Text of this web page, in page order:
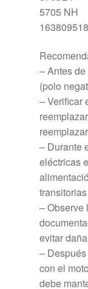
5705 NH
– Antes
(polo
– Verificar
– Durante
eléctricas
– Observe
evitar
–
con el
debe